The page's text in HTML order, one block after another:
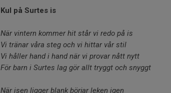
Kul på Surtes is
När vintern kommer hit står vi redo på is
Vi tränar våra steg och vi hittar vår stil
Vi håller hand i hand när vi provar nått nytt
För barn i Surtes lag gör allt tryggt och snyggt
När isen ligger blank börjar leken igen